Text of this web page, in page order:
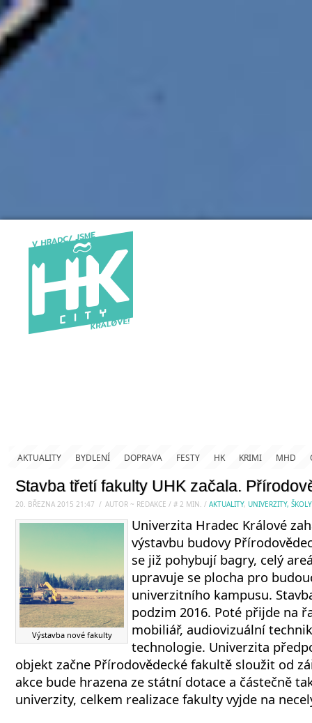
AKTUALITY BYDLENÍ DOPRAVA FESTY HK KRIMI MHD
Stavba třetí fakulty UHK začala.
20. BŘEZNA 2015 21:47 / AUTOR ~ REDAKCE / # 2 MIN. / AKTUALITY, UNIVERZITY, ŠKOLY
Výstavba nové fakulty
Univerzita Hradec Králové
výstavbu budovy
se již pohybují bagry, celý
upravuje se plocha pro
univerzitního kampusu.
podzim 2016. Poté přijde na
mobiliář, audiovizuální
technologie. Univerzita
objekt začne Přírodovědecké fakultě sloužit od
akce bude hrazena ze státní dotace a částečně
univerzity, celkem realizace fakulty vyjde na